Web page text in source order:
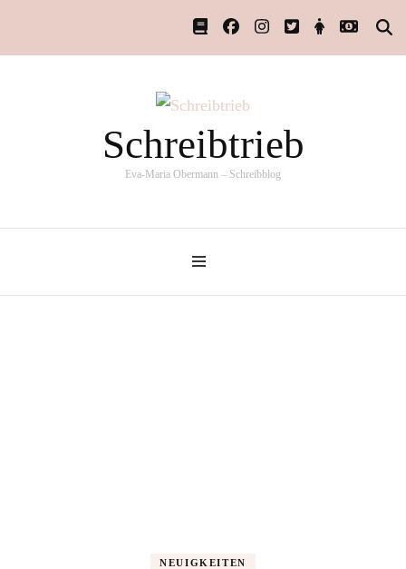
Schreibtrieb
Eva-Maria Obermann – Schreibblog
NEUIGKEITEN